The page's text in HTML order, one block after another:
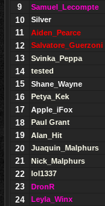
9 Samuel_Lecompte
10 Silver
11 Aiden_Pearce
12 Salvatore_Guerzoni
13 Svinka_Peppa
14 tested
15 Shane_Wayne
16 Petya_Kek
17 Apple_iFox
18 Paul Grant
19 Alan_Hit
20 Juaquin_Malphurs
21 Nick_Malphurs
22 lol1337
23 DronR
24 Leyla_Winx